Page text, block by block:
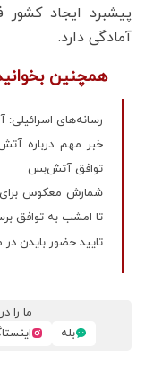
پیشبرد ایجاد کشور
آمادگی دارد.
همچنین
رسانه‌های
خبر مهم درباره
توافق آتش‌بس
شمارش معکوس برای
تا امشب به توافق
تایید حضور بایدن
ما را
بله